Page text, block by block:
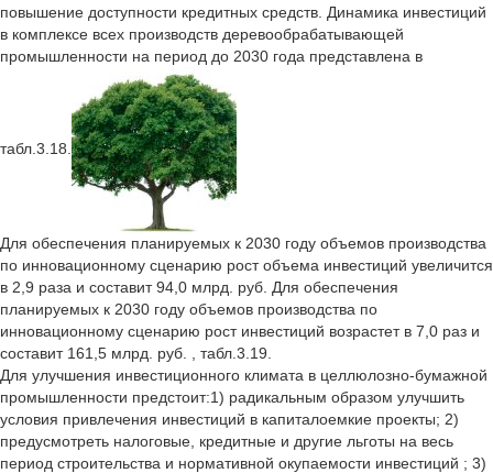
повышение доступности кредитных средств. Динамика инвестиций
в комплексе всех производств деревообрабатывающей
промышленности на период до 2030 года представлена в
табл.3.18.
Для обеспечения планируемых к 2030 году объемов производства
по инновационному сценарию рост объема инвестиций увеличится
в 2,9 раза и составит 94,0 млрд. руб. Для обеспечения
планируемых к 2030 году объемов производства по
инновационному сценарию рост инвестиций возрастет в 7,0 раз и
составит 161,5 млрд. руб. , табл.3.19.
Для улучшения инвестиционного климата в целлюлозно-бумажной
промышленности предстоит:1) радикальным образом улучшить
условия привлечения инвестиций в капиталоемкие проекты; 2)
предусмотреть налоговые, кредитные и другие льготы на весь
период строительства и нормативной окупаемости инвестиций ; 3)